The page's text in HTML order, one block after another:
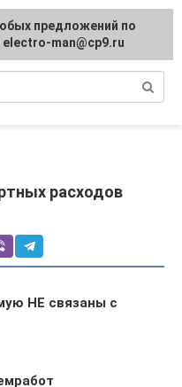
отчётность
расходов
НЕ связаны с
работ
предложений по
electro-man@cp9.ru